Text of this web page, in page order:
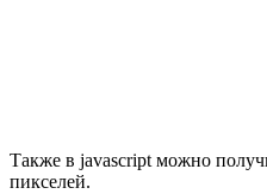
Также в javascript можно
пикселей.